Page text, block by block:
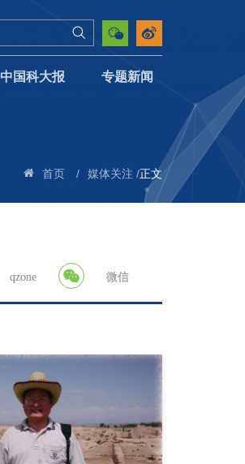
中国科大报 专题新闻
首页 / 媒体关注 /正文
qzone 微信